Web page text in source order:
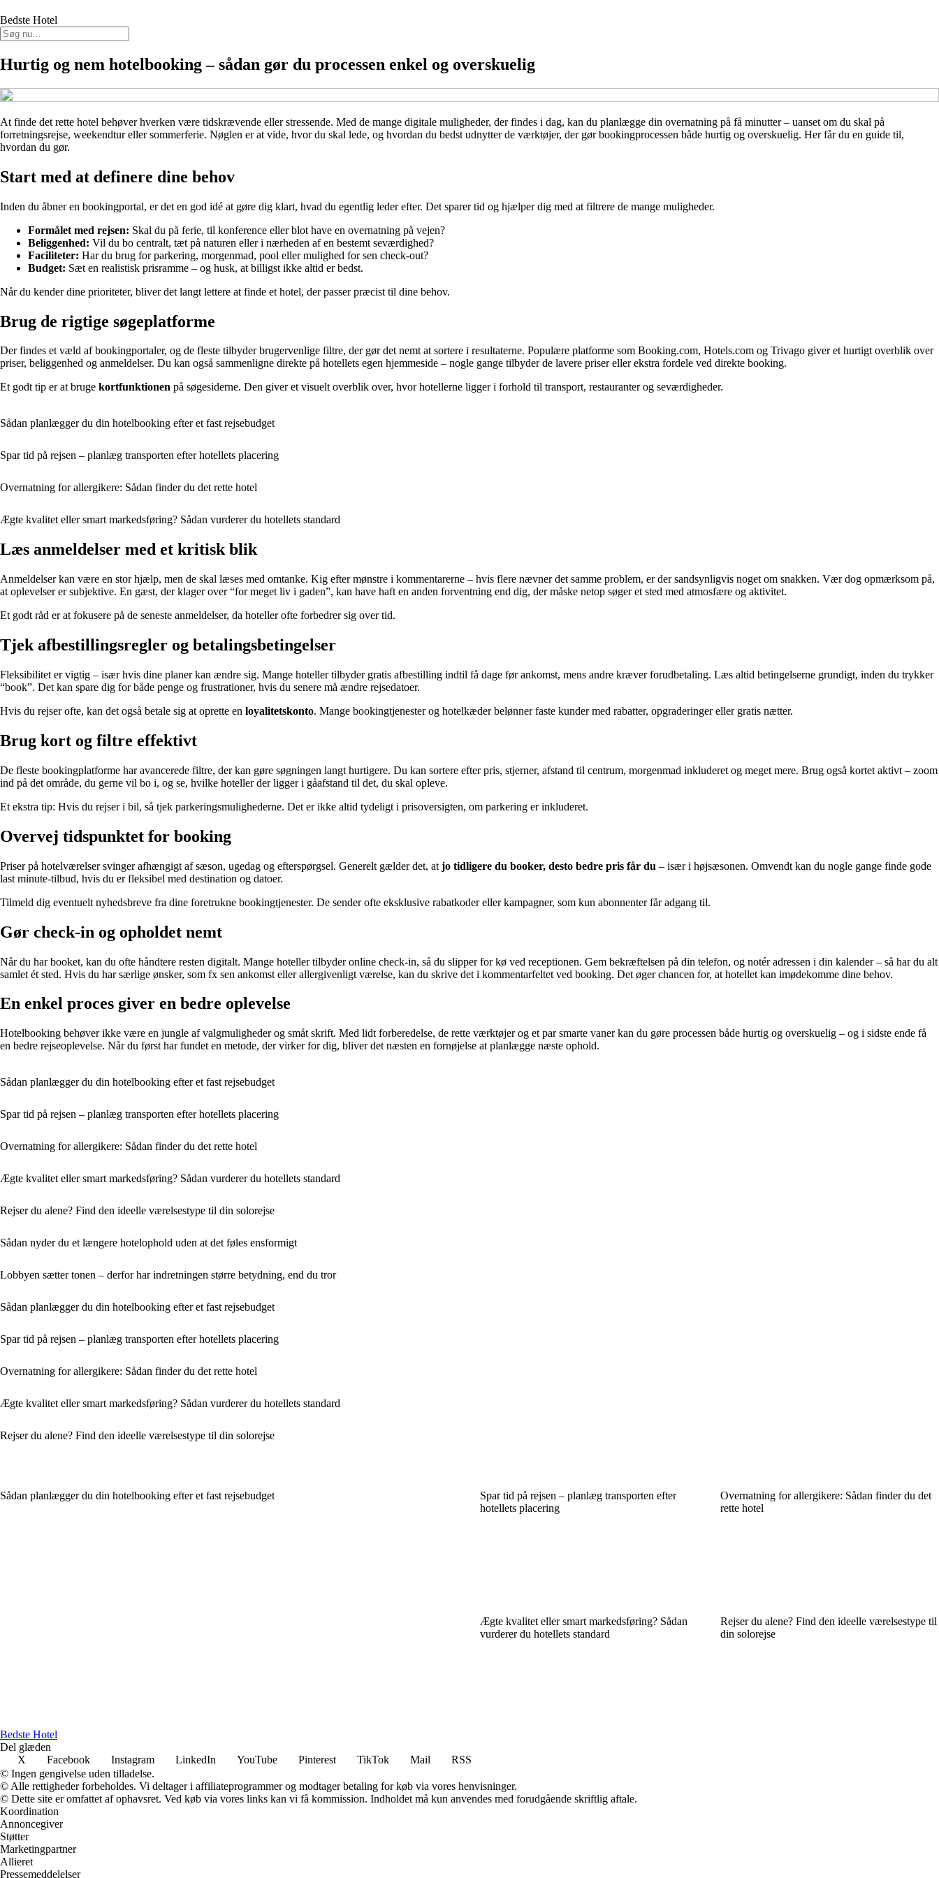
Bedste Hotel
Hurtig og nem hotelbooking – sådan gør du processen enkel og overskuelig
At finde det rette hotel behøver hverken være tidskrævende eller stressende. Med de mange digitale muligheder, der findes i dag, kan du planlægge din overnatning på få minutter – uanset om du skal på
forretningsrejse, weekendtur eller sommerferie. Nøglen er at vide, hvor du skal lede, og hvordan du bedst udnytter de værktøjer, der gør bookingprocessen både hurtig og overskuelig. Her får du en guide til,
hvordan du gør.
Start med at definere dine behov
Inden du åbner en bookingportal, er det en god idé at gøre dig klart, hvad du egentlig leder efter. Det sparer tid og hjælper dig med at filtrere de mange muligheder.
Formålet med rejsen: Skal du på ferie, til konference eller blot have en overnatning på vejen?
Beliggenhed: Vil du bo centralt, tæt på naturen eller i nærheden af en bestemt seværdighed?
Faciliteter: Har du brug for parkering, morgenmad, pool eller mulighed for sen check-out?
Budget: Sæt en realistisk prisramme – og husk, at billigst ikke altid er bedst.
Når du kender dine prioriteter, bliver det langt lettere at finde et hotel, der passer præcist til dine behov.
Brug de rigtige søgeplatforme
Der findes et væld af bookingportaler, og de fleste tilbyder brugervenlige filtre, der gør det nemt at sortere i resultaterne. Populære platforme som Booking.com, Hotels.com og Trivago giver et hurtigt overblik over
priser, beliggenhed og anmeldelser. Du kan også sammenligne direkte på hotellets egen hjemmeside – nogle gange tilbyder de lavere priser eller ekstra fordele ved direkte booking.
Et godt tip er at bruge kortfunktionen på søgesiderne. Den giver et visuelt overblik over, hvor hotellerne ligger i forhold til transport, restauranter og seværdigheder.
Sådan planlægger du din hotelbooking efter et fast rejsebudget
Spar tid på rejsen – planlæg transporten efter hotellets placering
Overnatning for allergikere: Sådan finder du det rette hotel
Ægte kvalitet eller smart markedsføring? Sådan vurderer du hotellets standard
Læs anmeldelser med et kritisk blik
Anmeldelser kan være en stor hjælp, men de skal læses med omtanke. Kig efter mønstre i kommentarerne – hvis flere nævner det samme problem, er der sandsynligvis noget om snakken. Vær dog opmærksom på,
at oplevelser er subjektive. En gæst, der klager over “for meget liv i gaden”, kan have haft en anden forventning end dig, der måske netop søger et sted med atmosfære og aktivitet.
Et godt råd er at fokusere på de seneste anmeldelser, da hoteller ofte forbedrer sig over tid.
Tjek afbestillingsregler og betalingsbetingelser
Fleksibilitet er vigtig – især hvis dine planer kan ændre sig. Mange hoteller tilbyder gratis afbestilling indtil få dage før ankomst, mens andre kræver forudbetaling. Læs altid betingelserne grundigt, inden du trykker
“book”. Det kan spare dig for både penge og frustrationer, hvis du senere må ændre rejsedatoer.
Hvis du rejser ofte, kan det også betale sig at oprette en loyalitetskonto. Mange bookingtjenester og hotelkæder belønner faste kunder med rabatter, opgraderinger eller gratis nætter.
Brug kort og filtre effektivt
De fleste bookingplatforme har avancerede filtre, der kan gøre søgningen langt hurtigere. Du kan sortere efter pris, stjerner, afstand til centrum, morgenmad inkluderet og meget mere. Brug også kortet aktivt – zoom
ind på det område, du gerne vil bo i, og se, hvilke hoteller der ligger i gåafstand til det, du skal opleve.
Et ekstra tip: Hvis du rejser i bil, så tjek parkeringsmulighederne. Det er ikke altid tydeligt i prisoversigten, om parkering er inkluderet.
Overvej tidspunktet for booking
Priser på hotelværelser svinger afhængigt af sæson, ugedag og efterspørgsel. Generelt gælder det, at jo tidligere du booker, desto bedre pris får du – især i højsæsonen. Omvendt kan du nogle gange finde gode
last minute-tilbud, hvis du er fleksibel med destination og datoer.
Tilmeld dig eventuelt nyhedsbreve fra dine foretrukne bookingtjenester. De sender ofte eksklusive rabatkoder eller kampagner, som kun abonnenter får adgang til.
Gør check-in og opholdet nemt
Når du har booket, kan du ofte håndtere resten digitalt. Mange hoteller tilbyder online check-in, så du slipper for kø ved receptionen. Gem bekræftelsen på din telefon, og notér adressen i din kalender – så har du alt
samlet ét sted. Hvis du har særlige ønsker, som fx sen ankomst eller allergivenligt værelse, kan du skrive det i kommentarfeltet ved booking. Det øger chancen for, at hotellet kan imødekomme dine behov.
En enkel proces giver en bedre oplevelse
Hotelbooking behøver ikke være en jungle af valgmuligheder og småt skrift. Med lidt forberedelse, de rette værktøjer og et par smarte vaner kan du gøre processen både hurtig og overskuelig – og i sidste ende få
en bedre rejseoplevelse. Når du først har fundet en metode, der virker for dig, bliver det næsten en fornøjelse at planlægge næste ophold.
Sådan planlægger du din hotelbooking efter et fast rejsebudget
Spar tid på rejsen – planlæg transporten efter hotellets placering
Overnatning for allergikere: Sådan finder du det rette hotel
Ægte kvalitet eller smart markedsføring? Sådan vurderer du hotellets standard
Rejser du alene? Find den ideelle værelsestype til din solorejse
Sådan nyder du et længere hotelophold uden at det føles ensformigt
Lobbyen sætter tonen – derfor har indretningen større betydning, end du tror
Sådan planlægger du din hotelbooking efter et fast rejsebudget
Spar tid på rejsen – planlæg transporten efter hotellets placering
Overnatning for allergikere: Sådan finder du det rette hotel
Ægte kvalitet eller smart markedsføring? Sådan vurderer du hotellets standard
Rejser du alene? Find den ideelle værelsestype til din solorejse
Sådan planlægger du din hotelbooking efter et fast rejsebudget
Spar tid på rejsen – planlæg transporten efter
hotellets placering
Overnatning for allergikere: Sådan finder du det
rette hotel
Ægte kvalitet eller smart markedsføring? Sådan
vurderer du hotellets standard
Rejser du alene? Find den ideelle værelsestype til
din solorejse
Bedste Hotel
Del glæden
X
Facebook Instagram LinkedIn YouTube Pinterest TikTok Mail
RSS
© Ingen gengivelse uden tilladelse.
© Alle rettigheder forbeholdes. Vi deltager i affiliateprogrammer og modtager betaling for køb via vores henvisninger.
© Dette site er omfattet af ophavsret. Ved køb via vores links kan vi få kommission. Indholdet må kun anvendes med forudgående skriftlig aftale.
Koordination
Annoncegiver
Støtter
Marketingpartner
Allieret
Pressemeddelelser